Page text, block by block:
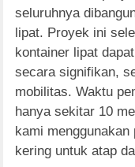
seluruhnya
lipat. Proyek ini
kontainer lipat
secara signifikan,
mobilitas. Waktu
hanya sekitar 10
kami
kering untuk atap